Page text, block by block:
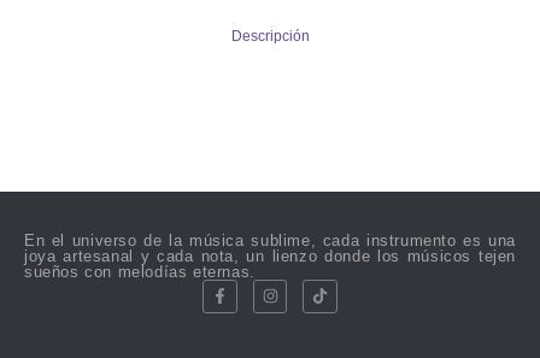
Descripción
En el universo de la música sublime, cada instrumento es una
joya artesanal y cada nota, un lienzo donde los músicos tejen
sueños con melodías eternas.